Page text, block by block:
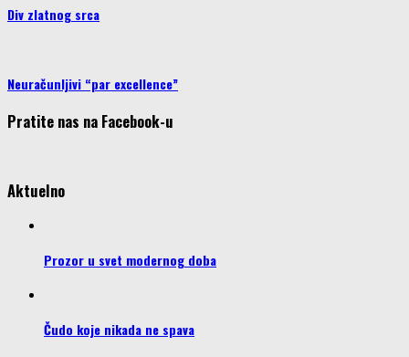
Div zlatnog srca
Neuračunljivi “par excellence”
Pratite nas na Facebook-u
Aktuelno
Prozor u svet modernog doba
Čudo koje nikada ne spava